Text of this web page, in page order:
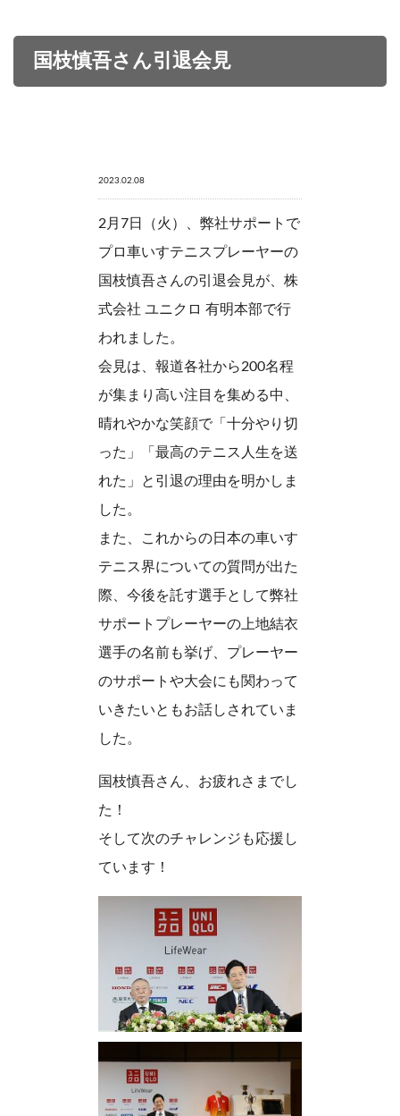
国枝慎吾さん引退会見
2023.02.08
2月7日（火）、弊社サポートで
プロ車いすテニスプレーヤーの
国枝慎吾さんの引退会見が、株
式会社 ユニクロ 有明本部で行
われました。
会見は、報道各社から200名程
が集まり高い注目を集める中、
晴れやかな笑顔で「十分やり切
った」「最高のテニス人生を送
れた」と引退の理由を明かしま
した。
また、これからの日本の車いす
テニス界についての質問が出た
際、今後を託す選手として弊社
サポートプレーヤーの上地結衣
選手の名前も挙げ、プレーヤー
のサポートや大会にも関わって
いきたいともお話しされていま
した。
国枝慎吾さん、お疲れさまでし
た！
そして次のチャレンジも応援し
ています！